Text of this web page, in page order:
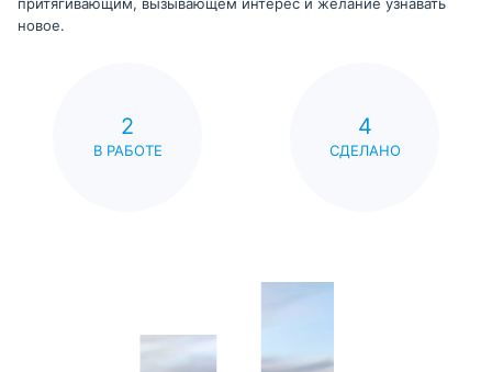
притягивающим, вызывающем интерес и желание узнавать
новое.
2
В РАБОТЕ
4
СДЕЛАНО